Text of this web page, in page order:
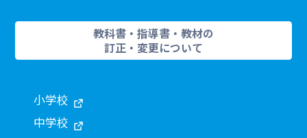
教科書・指導書・教材の
訂正・変更について
小学校
中学校